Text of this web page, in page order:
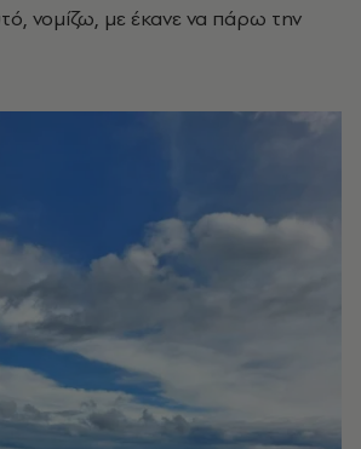
νομίζω, με έκανε να πάρω την